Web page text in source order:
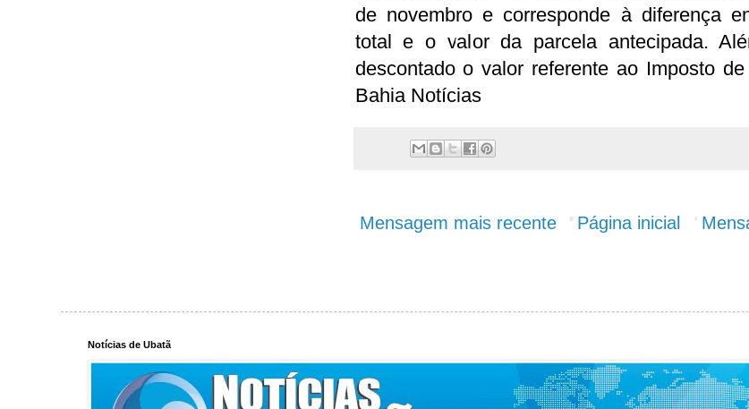
de novembro e corresponde à diferença
total e o valor da parcela antecipada.
descontado o valor referente ao Imposto
Bahia Notícias
Mensagem mais recente Página inicial
Notícias de Ubatã